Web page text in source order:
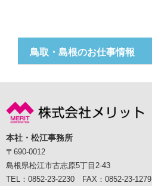
鳥取・島根のお仕事情報
本社・松江事務所
〒690-0012
島根県松江市古志原5丁目2-43
TEL：0852-23-2230 FAX：0852-23-1279